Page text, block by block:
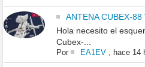
ANTENA CUBEX-88
Hola necesito el
Cubex-...
Por EA1EV, hace 14